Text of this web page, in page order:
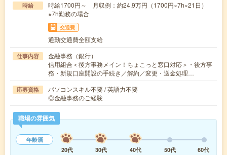
時給
時給1700円～ 月収例：約24.9万円（1700円×7h×21日）
※7h勤務の場合
交通費
通勤交通費全額支給
仕事内容
金融事務（銀行）
信用組合＜後方事務メイン！ちょこっと窓口対応＞・後方事
務・新規口座開設の手続き／解約／変更・送金処理…
応募資格
パソコンスキル不要 / 英語力不要
◎金融事務のご経験
職場の雰囲気
年齢層
20代
30代 40代 50代
60代